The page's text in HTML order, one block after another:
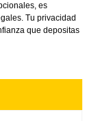
es
Tu privacidad
que depositas